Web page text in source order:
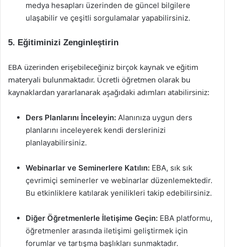
medya hesapları üzerinden de güncel bilgilere
ulaşabilir ve çeşitli sorgulamalar yapabilirsiniz.
5. Eğitiminizi Zenginleştirin
EBA üzerinden erişebileceğiniz birçok kaynak ve eğitim
materyali bulunmaktadır. Ücretli öğretmen olarak bu
kaynaklardan yararlanarak aşağıdaki adımları atabilirsiniz:
Ders Planlarını İnceleyin: Alanınıza uygun ders
planlarını inceleyerek kendi derslerinizi
planlayabilirsiniz.
Webinarlar ve Seminerlere Katılın: EBA, sık sık
çevrimiçi seminerler ve webinarlar düzenlemektedir.
Bu etkinliklere katılarak yenilikleri takip edebilirsiniz.
Diğer Öğretmenlerle İletişime Geçin: EBA platformu,
öğretmenler arasında iletişimi geliştirmek için
forumlar ve tartışma başlıkları sunmaktadır.